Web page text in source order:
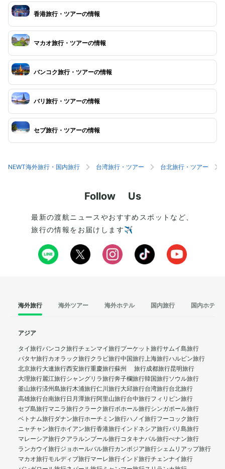
香港旅行・ツアーの情報
マカオ旅行・ツアーの情報
バンコク旅行・ツアーの情報
バリ旅行・ツアーの情報
セブ旅行・ツアーの情報
NEWT海外旅行・国内旅行 台湾旅行・ツアー 台北旅行・ツアー
Follow Us
最新の渡航ニュースやおすすめスポットなど、
旅行の情報をお届けします✈️
海外旅行 海外ツアー 海外ホテル 国内旅行 国内ホテル
アジア
タイ旅行バンコク旅行チェンマイ旅行プーケット旅行サムイ島旅行
パタヤ旅行カオラック旅行クラビ旅行中国旅行上海旅行ハルビン旅行
北京旅行大連旅行西安旅行重慶旅行蘇州 旅行成都旅行昆明旅行
大理旅行麗江旅行シャングリラ旅行奔子欄旅行韓国旅行ソウル旅行
釜山旅行済州島旅行木浦旅行仁川旅行大邱旅行台湾旅行台北旅行
高雄旅行台南旅行日月潭旅行阿里山旅行台中旅行フィリピン旅行
セブ島旅行マニラ旅行クラーク旅行ボホール旅行シンガポール旅行
ベトナム旅行ダナン旅行ホーチミン旅行ハノイ旅行フーコック旅行
ニャチャン旅行ホイアン旅行香港旅行インドネシア旅行バリ島旅行
マレーシア旅行クアラルンプール旅行コタキナバル旅行ぺナン旅行
ランカウイ旅行ジョホールバル旅行カンボジア旅行シェムリアップ旅行
マカオ旅行モルディブ旅行マーレ旅行インド旅行チェンナイ旅行